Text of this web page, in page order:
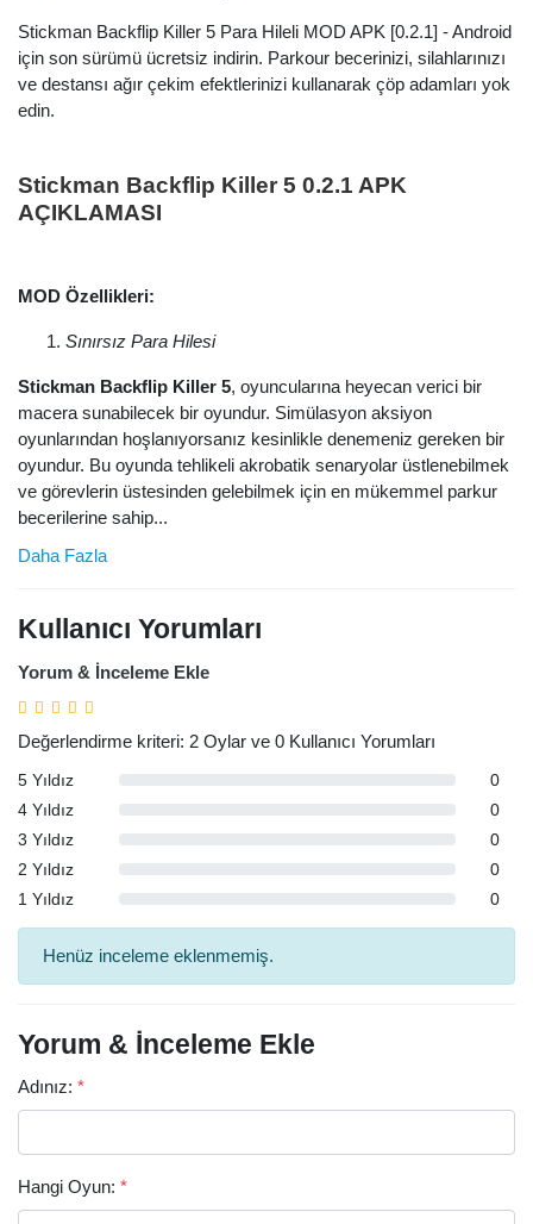
Stickman Backflip Killer 5 Para Hileli MOD APK [0.2.1] - Android
için son sürümü ücretsiz indirin. Parkour becerinizi, silahlarınızı
ve destansı ağır çekim efektlerinizi kullanarak çöp adamları yok
edin.
Stickman Backflip Killer 5 0.2.1 APK
AÇIKLAMASI
MOD Özellikleri:
Sınırsız Para Hilesi
Stickman Backflip Killer 5, oyuncularına heyecan verici bir
macera sunabilecek bir oyundur. Simülasyon aksiyon
oyunlarından hoşlanıyorsanız kesinlikle denemeniz gereken bir
oyundur. Bu oyunda tehlikeli akrobatik senaryolar üstlenebilmek
ve görevlerin üstesinden gelebilmek için en mükemmel parkur
becerilerine sahip...
Daha Fazla
Kullanıcı Yorumları
Yorum & İnceleme Ekle
Değerlendirme kriteri: 2 Oylar ve 0 Kullanıcı Yorumları
5 Yıldız
0
4 Yıldız
0
3 Yıldız
0
2 Yıldız
0
1 Yıldız
0
Henüz inceleme eklenmemiş.
Yorum & İnceleme Ekle
Adınız: *
Hangi Oyun: *